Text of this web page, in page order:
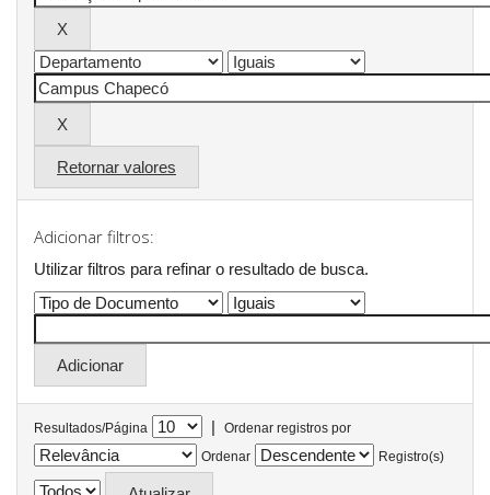
Retornar valores
Adicionar filtros:
Utilizar filtros para refinar o resultado de busca.
Resultados/Página |
Ordenar registros por
Ordenar
Registro(s)